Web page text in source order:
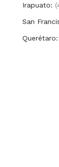
Irapuato:
San
Querétaro: